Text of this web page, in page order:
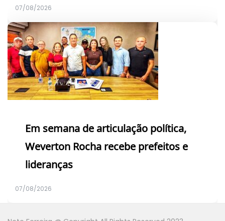
07/08/2026
Em semana de articulação política,
Weverton Rocha recebe prefeitos e
lideranças
07/08/2026